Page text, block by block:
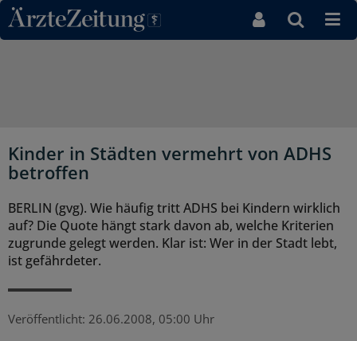
Direkt zum Inhaltsbereich
Kinder in Städten vermehrt von ADHS
betroffen
BERLIN (gvg). Wie häufig tritt ADHS bei Kindern wirklich
auf? Die Quote hängt stark davon ab, welche Kriterien
zugrunde gelegt werden. Klar ist: Wer in der Stadt lebt,
ist gefährdeter.
Veröffentlicht: 26.06.2008, 05:00 Uhr